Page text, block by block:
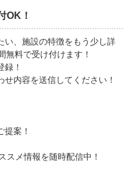
OK！
い、施設の特徴をもう少し詳
無料で受け付けます！
録！
内容を送信してください！
案！
スメ情報を随時配信中！